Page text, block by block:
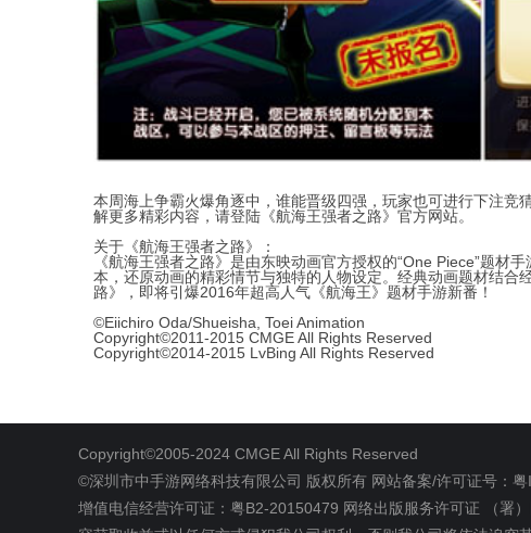
本周海上争霸火爆角逐中，谁能晋级四强，玩家也可进行下注竞
解更多精彩内容，请登陆《航海王强者之路》官方网站。
关于《航海王强者之路》：
《航海王强者之路》是由东映动画官方授权的“One Piece”题材
本，还原动画的精彩情节与独特的人物设定。经典动画题材结合
路》，即将引爆2016年超高人气《航海王》题材手游新番！
©Eiichiro Oda/Shueisha, Toei Animation
Copyright©2011-2015 CMGE All Rights Reserved
Copyright©2014-2015 LvBing All Rights Reserved
Copyright©2005-2024 CMGE All Rights Reserved
©深圳市中手游网络科技有限公司 版权所有 网站备案/许可证号：
增值电信经营许可证：粤B2-20150479 网络出版服务许可证 （署